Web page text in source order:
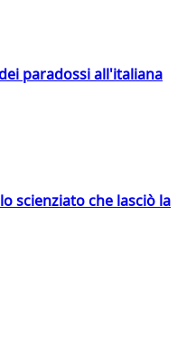
paradossi all'italiana
scienziato che lasciò la